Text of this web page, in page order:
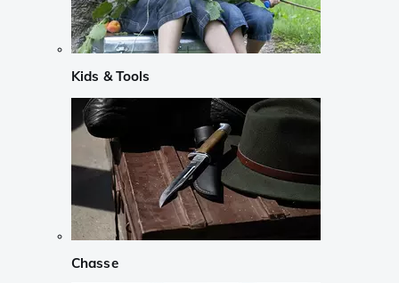
Kids & Tools
Chasse